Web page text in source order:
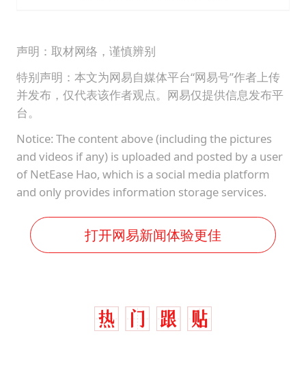
声明：取材网络，谨慎辨别
特别声明：本文为网易自媒体平台“网易号”作者上传
并发布，仅代表该作者观点。网易仅提供信息发布平
台。
Notice: The content above (including the pictures
and videos if any) is uploaded and posted by a user
of NetEase Hao, which is a social media platform
and only provides information storage services.
打开网易新闻体验更佳